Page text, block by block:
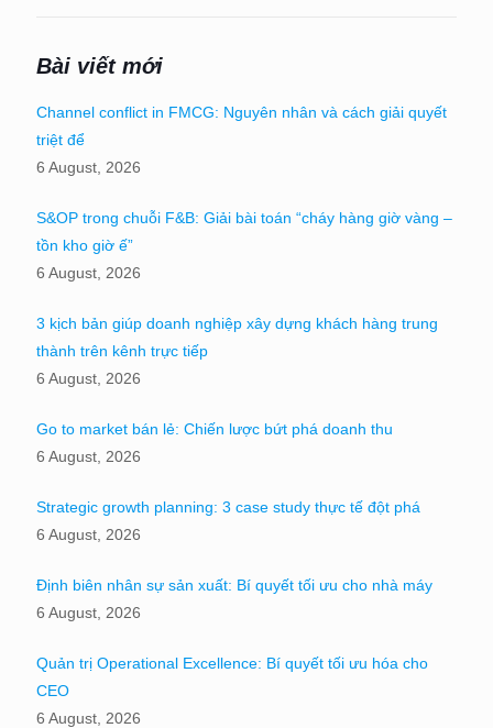
Bài viết mới
Channel conflict in FMCG: Nguyên nhân và cách giải quyết
triệt để
6 August, 2026
S&OP trong chuỗi F&B: Giải bài toán “cháy hàng giờ vàng –
tồn kho giờ ế”
6 August, 2026
3 kịch bản giúp doanh nghiệp xây dựng khách hàng trung
thành trên kênh trực tiếp
6 August, 2026
Go to market bán lẻ: Chiến lược bứt phá doanh thu
6 August, 2026
Strategic growth planning: 3 case study thực tế đột phá
6 August, 2026
Định biên nhân sự sản xuất: Bí quyết tối ưu cho nhà máy
6 August, 2026
Quản trị Operational Excellence: Bí quyết tối ưu hóa cho
CEO
6 August, 2026